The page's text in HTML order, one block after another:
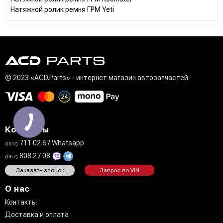
Натяжной ролик ремня ГРМ Yeti
© 2023 «ACD.Parts» - интернет магазин автозапчастей
Контакты
(050) 711 02 67 Whatsapp
(067) 808 27 08
Заказать звонок Запрос по VIN
О нас
Контакты
Доставка и оплата